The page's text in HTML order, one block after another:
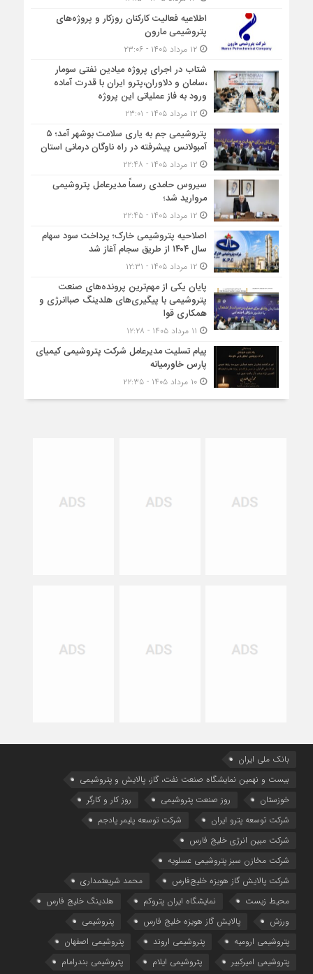
اطلاعیه فعالیت کارکنان روزکار و پروژه‌های
پتروشیمی مارون
۱۲ مرداد ۱۴۰۵ - ۲۳:۰۶
شتاب در اجرای پروژه میادین نفتی سومار
،سامان و دلاوران،پترو ایران با قدرت آماده
ورود به فاز عملیاتی این پروژه
۱۲ مرداد ۱۴۰۵ - ۲۳:۰۱
پتروشیمی جم به یاری سلامت بوشهر آمد؛ ۵
آمبولانس پیشرفته در راه ناوگان درمانی استان
۱۲ مرداد ۱۴۰۵ - ۲۲:۴۸
سیروس حامدی رسماً مدیرعامل پتروشیمی
مروارید شد؛
۱۲ مرداد ۱۴۰۵ - ۲۲:۴۵
اصلاحیه پتروشیمی خارک؛ پرداخت سود سهام
سال ۱۴۰۴ از طریق سجام آغاز شد
۱۲ مرداد ۱۴۰۵ - ۱۲:۳۱
پایان یکی از مهم‌ترین پرونده‌های صنعت
پتروشیمی با پیگیری‌های هلدینگ صباانرژی و
همکاری قوا
پیام تسلیت مدیرعامل شرکت پتروشیمی کیمیای
پارس خاورمیانه
۱۰ مرداد ۱۴۰۵ - ۲۲:۳۵
بانک ملی ایران
بیست و نهمین نمایشگاه صنعت نفت، گاز، پالایش و پتروشیمی
خوزستان
روز صنعت پتروشیمی
روز کار و کارگر
شركت توسعه پترو ایران
شرکت توسعه پلیمر پادجم
شرکت مبین انرژی خلیج فارس
شرکت مخازن سبز پتروشیمی عسلویه
شرکت پالایش گاز هویزه خلیج‌فارس
محمد شریعتمداری
محیط زیست
نمایشگاه ایران پتروکم
هلدینگ خلیج فارس
ورزش
پالایش گاز هویزه خلیج فارس
پتروشیمی
پتروشیمی ارومیه
پتروشیمی اروند
پتروشیمی اصفهان
پتروشیمی امیرکبیر
پتروشیمی ایلام پتروشیمی بندرامام